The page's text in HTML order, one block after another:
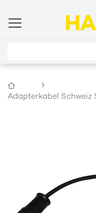
Startseite
Adapterkabel Schweiz